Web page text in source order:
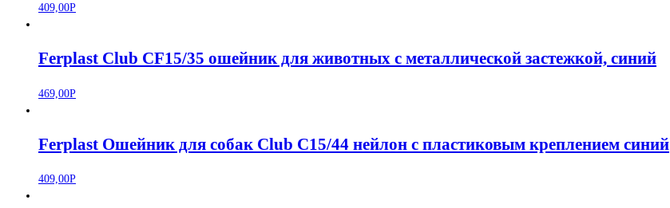
409,00Р
Ferplast Club CF15/35 ошейник для животных c металлической застежкой, синий
469,00Р
Ferplast Ошейник для собак Club C15/44 нейлон с пластиковым креплением синий
409,00Р